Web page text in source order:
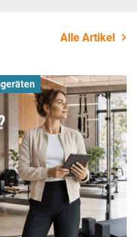
Alle Artikel